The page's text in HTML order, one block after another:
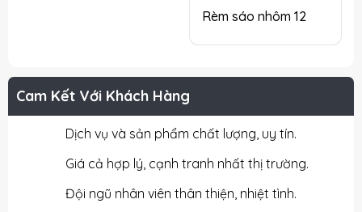
Cam Kết Với Khách Hàng
Dịch vụ và sản phẩm chất lượng, uy tín.
Giá cả hợp lý, cạnh tranh nhất thị trường.
Đội ngũ nhân viên thân thiện, nhiệt tình.
Rèm sáo nhôm 12